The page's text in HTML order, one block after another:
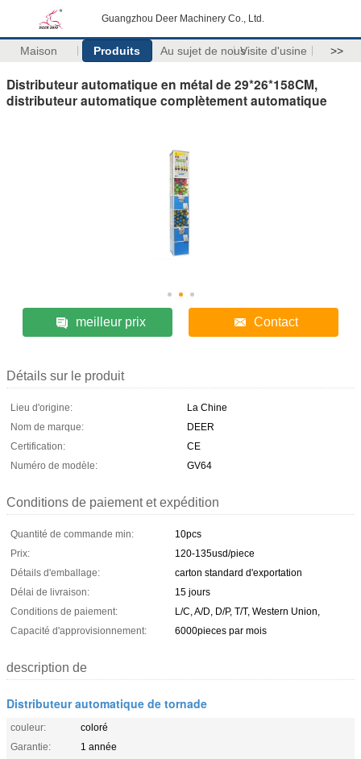
Guangzhou Deer Machinery Co., Ltd.
Maison Produits Au sujet de nousVisite d'usine >>
Distributeur automatique en métal de 29*26*158CM,
distributeur automatique complètement automatique
meilleur prix Contact
Détails sur le produit
Lieu d'origine:
La Chine
Nom de marque:
DEER
Certification:
CE
Numéro de modèle:
GV64
Conditions de paiement et expédition
Quantité de commande min:
10pcs
Prix:
120-135usd/piece
Détails d'emballage:
carton standard d'exportation
Délai de livraison:
15 jours
Conditions de paiement:
L/C, A/D, D/P, T/T, Western Union,
Capacité d'approvisionnement:
6000pieces par mois
description de
Distributeur automatique de tornade
couleur:
coloré
Garantie:
1 année